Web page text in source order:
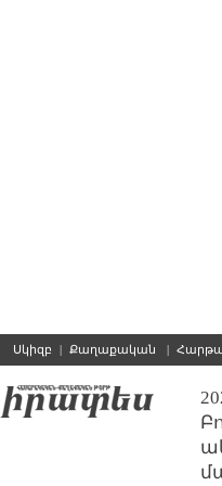
Սկիզբ | Քաղաքական |